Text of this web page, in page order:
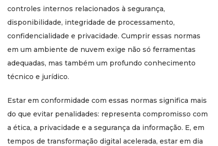
controles internos relacionados à segurança,
disponibilidade, integridade de processamento,
confidencialidade e privacidade. Cumprir essas normas
em um ambiente de nuvem exige não só ferramentas
adequadas, mas também um profundo conhecimento
técnico e jurídico.
Estar em conformidade com essas normas significa mais
do que evitar penalidades: representa compromisso com
a ética, a privacidade e a segurança da informação. E, em
tempos de transformação digital acelerada, estar em dia